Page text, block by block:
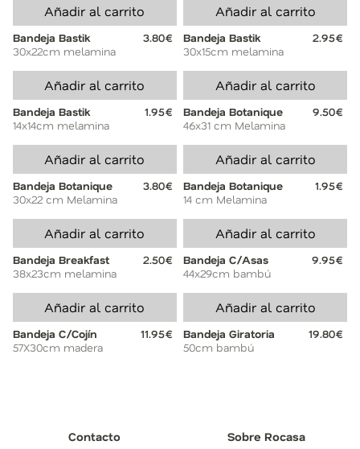
Añadir al carrito
Bandeja Bastik
3.80€
30x22cm melamina
Añadir al carrito
Bandeja Bastik
2.95€
30x15cm melamina
Añadir al carrito
Bandeja Bastik
1.95€
14x14cm melamina
Añadir al carrito
Bandeja Botanique
9.50€
46x31 cm Melamina
Añadir al carrito
Bandeja Botanique
3.80€
30x22 cm Melamina
Añadir al carrito
Bandeja Botanique
1.95€
14 cm Melamina
Añadir al carrito
Bandeja Breakfast
2.50€
38x23cm melamina
Añadir al carrito
Bandeja C/Asas
9.95€
44x29cm bambú
Añadir al carrito
Bandeja C/Cojín
11.95€
57X30cm madera
Añadir al carrito
Bandeja Giratoria
19.80€
50cm bambú
Contacto
Sobre Rocasa